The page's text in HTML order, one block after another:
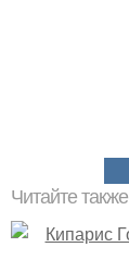
Читайте также